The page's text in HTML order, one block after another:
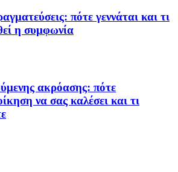
πότε γεννάται και τι
η συμφωνία
ακρόασης: πότε
να σας καλέσει και τι